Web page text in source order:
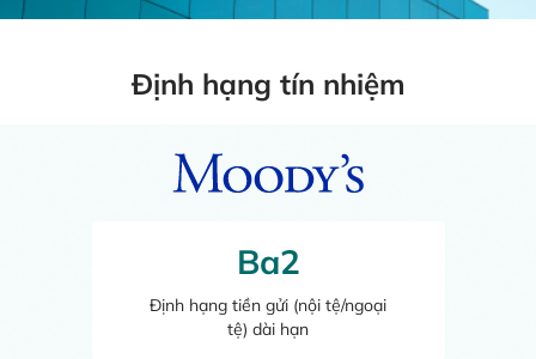
Định hạng tín nhiệm
Ba2
Định hạng tiền gửi (nội tệ/ngoại
tệ) dài hạn